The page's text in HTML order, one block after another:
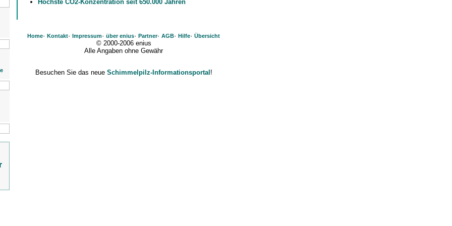
Höchste CO2-Konzentration seit 650.000 Jahren
Home· Kontakt· Impressum· über enius· Partner· AGB· Hilfe· Übersicht
© 2000-2006 enius
Alle Angaben ohne Gewähr
Besuchen Sie das neue Schimmelpilz-Informationsportal !